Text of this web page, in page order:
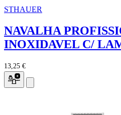
STHAUER
NAVALHA
INOXIDAVEL C/
13,25 €